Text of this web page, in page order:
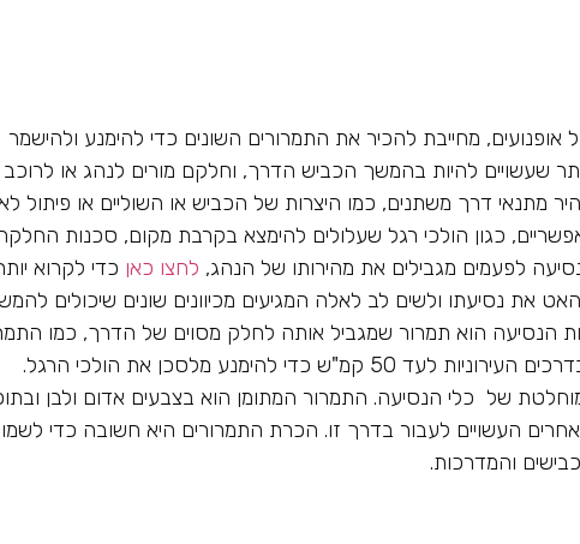
מחייבת להכיר את התמרורים השונים כדי להימנע ולהישמר
שעשויים להיות בהמשך הכביש הדרך, וחלקם מורים לנהג או
מתנאי דרך משתנים, כמו היצרות של הכביש או השוליים או פיתול
כגון הולכי רגל שעלולים להימצא בקרבת מקום, סכנות
לפעמים מגבילים את מהירותו של הנהג, לחצו כאן כדי לקרוא
נסיעתו ולשים לב לאלה המגיעים מכיוונים שונים שיכולים
הנסיעה הוא תמרור שמגביל אותה לחלק מסוים של הדרך, כמו
המורה על דרך עירונית. התמרור מגביל את המהירות בדרכים העירוניות לעד 50 קמ"ש כדי להימנע מלסכן את הולכי הרגל.
של כלי הנסיעה. התמרור המתומן הוא בצבעים אדום ולבן
העשויים לעבור בדרך זו. הכרת התמרורים היא חשובה כדי
והמדרכות.